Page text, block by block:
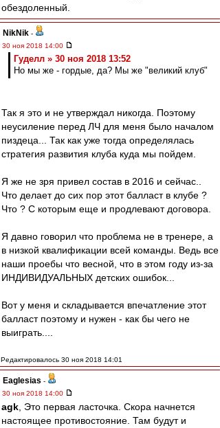
обездоленный.
NikNik -
30 ноя 2018 14:00
Гуделл » 30 ноя 2018 13:52
Но мы же - гордые, да? Мы же "великий клуб"
Так я это и не утверждал никогда. Поэтому
неусиление перед ЛЧ для меня было началом
пиздеца... Так как уже тогда определялась
стратегия развития клуба куда мы пойдем.
Я же не зря привел состав в 2016 и сейчас..
Что делает до сих пор этот балласт в клубе ?
Что ? С которым еще и продлевают договора.
Я давно говорил что проблема не в тренере, а
в низкой квалификации всей команды. Ведь все
наши проебы что весной, что в этом году из-за
ИНДИВИДУАЛЬНЫХ детских ошибок...
Вот у меня и складывается впечатление этот
балласт поэтому и нужен - как бы чего не
выиграть....
Редактировалось 30 ноя 2018 14:01
Eaglesias -
30 ноя 2018 14:00
agk , Это первая ласточка. Скора начнется
настоящее противостояние. Там будут и